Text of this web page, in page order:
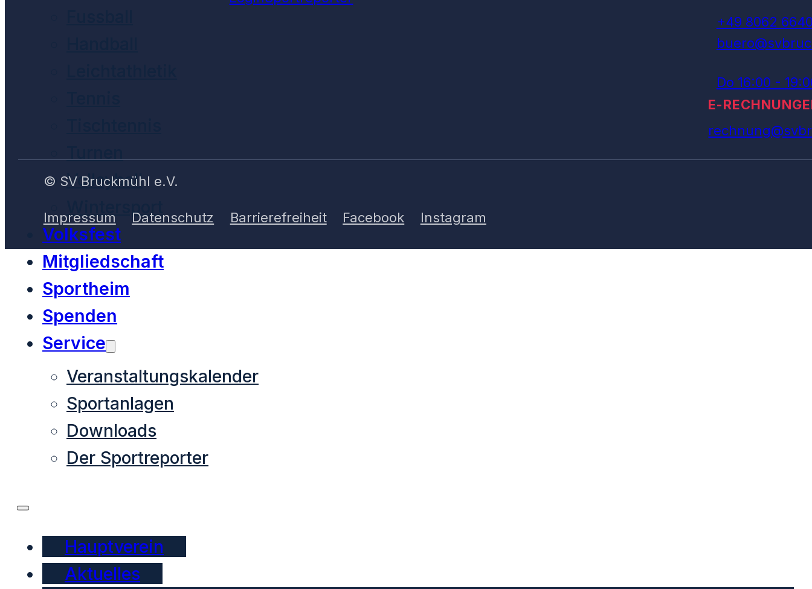
Volleyball
Wintersport
Volksfest
Mitgliedschaft
Sportheim
Spenden
Service
Veranstaltungskalender
Sportanlagen
Downloads
Der Sportreporter
Hauptverein
Aktuelles
+49 8062
Do 16:00 -
E-
© SV Bruckmühl e.V.
Impressum Datenschutz Barrierefreiheit Facebook Instagram